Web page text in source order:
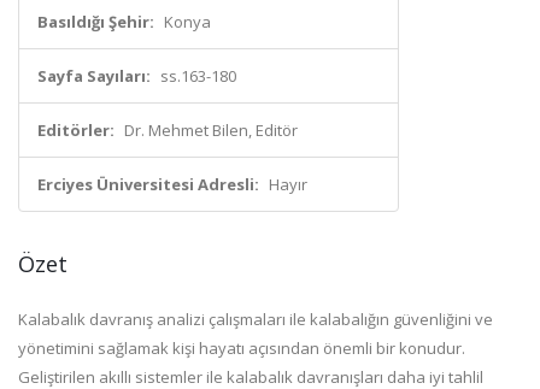
Basıldığı Şehir: Konya
Sayfa Sayıları: ss.163-180
Editörler: Dr. Mehmet Bilen, Editör
Erciyes Üniversitesi Adresli: Hayır
Özet
Kalabalık davranış analizi çalışmaları ile kalabalığın güvenliğini ve
yönetimini sağlamak kişi hayatı açısından önemli bir konudur.
Geliştirilen akıllı sistemler ile kalabalık davranışları daha iyi tahlil